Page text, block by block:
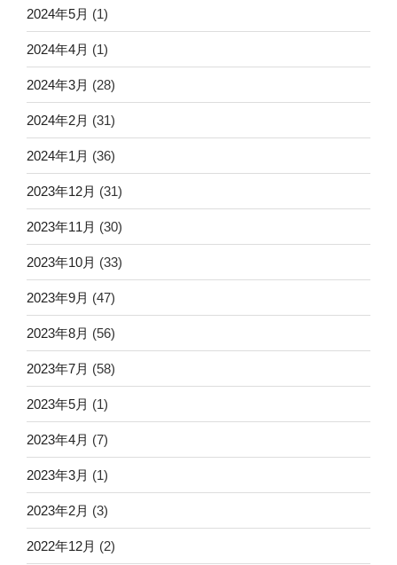
2024年5月 (1)
2024年4月 (1)
2024年3月 (28)
2024年2月 (31)
2024年1月 (36)
2023年12月 (31)
2023年11月 (30)
2023年10月 (33)
2023年9月 (47)
2023年8月 (56)
2023年7月 (58)
2023年5月 (1)
2023年4月 (7)
2023年3月 (1)
2023年2月 (3)
2022年12月 (2)